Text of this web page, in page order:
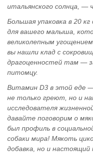
итальянского солнца,
Большая упаковка в 20
для вашего малыша,
великолепным
вы нашли клад с
драгоценностей там —
питомцу.
Витамин D3 в этой еде
не только греют, но и
исследователя
давайте поговорим о
был профиль в
собаки мира! Мякоть
добавка, но и настоящий